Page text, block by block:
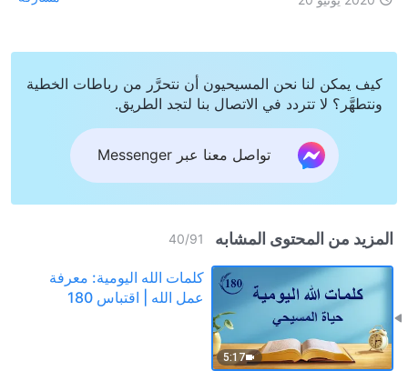
كيف يمكن لنا نحن المسيحيون أن نتحرَّر من رباطات الخطية
ونتطهَّر؟ لا تتردد في الاتصال بنا لتجد الطريق.
تواصل معنا عبر Messenger
المزيد من المحتوى المشابه 40/91
5:17
كلمات الله اليومية: معرفة
عمل الله | اقتباس 180